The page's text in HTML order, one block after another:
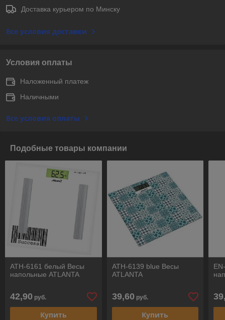
Доставка курьером по Минску
Все условия доставки
Условия оплаты
Наложенный платеж
Наличными
Все условия оплаты
Подобные товары компании
ATH-6161 белый Весы
напольные ATLANTA
42,90 руб.
Купить
ATH-6139 blue Весы
ATLANTA
39,60 руб.
Купить